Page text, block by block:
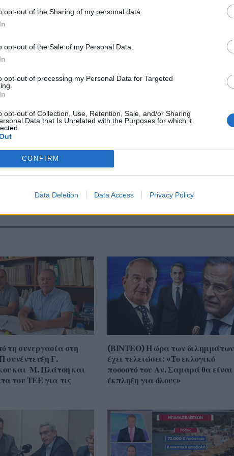
opt-out of the Sharing of my personal data.
opt-out of the Sale of my Personal Data.
opt-out of processing my Personal Data for Targeted
opt-out of Collection, Use, Retention, Sale, and/or Sharing
Data that Is Unrelated with the Purposes for which it
CONFIRM
Data Deletion Data Access Privacy Policy
και ιδεολογικές εμμονές.
και αυτό αφού προηγήθηκε δουλειά ετών
Οδό Ρόδου-Λίνδου, θα κατασκευαστεί μια
αντικαταστήσει την σημερινή. Για να μην
Οδό, η Νέα Γέφυρα Γαδουρά θα κατασκευαστεί
παραμείνει σε λειτουργία έως την ολοκλήρωση
Περιφέρειας μας, εξασφαλίσθηκε η
που ανέρχεται σε 18,13 εκ. ευρώ και το έργο
του».
τη συνεργασία στη
συνέντευξη Γ.
και Μ. Πλάτση και
του ΤΕΕ για τις
(ΒΙΝΤΕΟ) Η ώρα των διλημμάτων
έχει τελειώσει: «Το εκλογικό
ποσοστό του Αν. Σαμαρά θα είναι
έκπληξη για όλους»